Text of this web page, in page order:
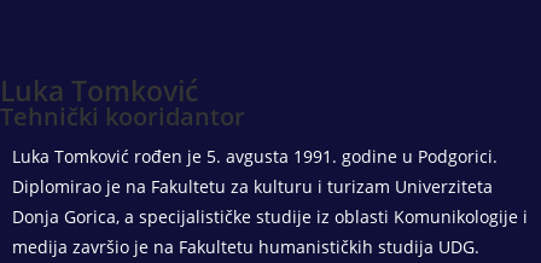
Luka Tomković
Tehnički kooridantor
Luka Tomković rođen je 5. avgusta 1991. godine u Podgorici.
Diplomirao je na Fakultetu za kulturu i turizam Univerziteta
Donja Gorica, a specijalističke studije iz oblasti Komunikologije i
medija završio je na Fakultetu humanističkih studija UDG.